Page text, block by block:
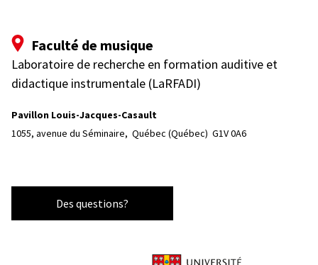
Faculté de musique
Laboratoire de recherche en formation auditive et
didactique instrumentale (LaRFADI)
Pavillon Louis-Jacques-Casault
1055, avenue du Séminaire, Québec (Québec)  G1V 0A6
Des questions?